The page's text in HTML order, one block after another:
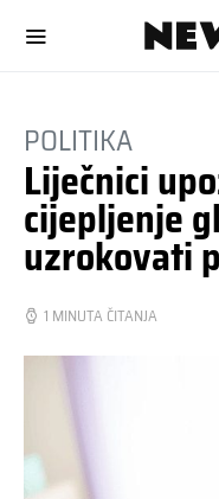
POLITIKA
Liječnici
cijepljenje
uzrokovati
1 MINUTA ČITANJA